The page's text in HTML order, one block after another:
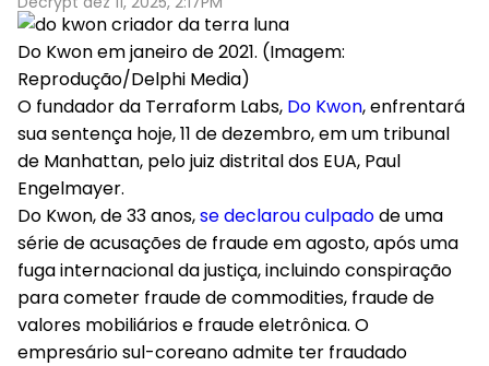
Do Kwon em janeiro de 2021. (Imagem:
Reprodução/Delphi Media)
O fundador da Terraform Labs, Do Kwon, enfrentará
sua sentença hoje, 11 de dezembro, em um tribunal
de Manhattan, pelo juiz distrital dos EUA, Paul
Engelmayer.
Do Kwon, de 33 anos,se declarou culpadode uma
série de acusações de fraude em agosto, após uma
fuga internacional da justiça, incluindo conspiração
para cometer fraude de commodities, fraude de
valores mobiliários e fraude eletrônica. O
empresário sul-coreano admite ter fraudado